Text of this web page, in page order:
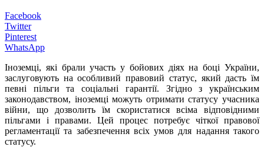
Facebook
Twitter
Pinterest
WhatsApp
Іноземці, які брали участь у бойових діях на боці України,
заслуговують на особливий правовий статус, який дасть їм
певні пільги та соціальні гарантії. Згідно з українським
законодавством, іноземці можуть отримати статусу учасника
війни, що дозволить їм скористатися всіма відповідними
пільгами і правами. Цей процес потребує чіткої правової
регламентації та забезпечення всіх умов для надання такого
статусу.